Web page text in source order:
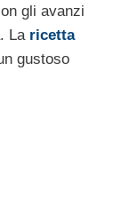
gli avanzi
La ricetta
gustoso